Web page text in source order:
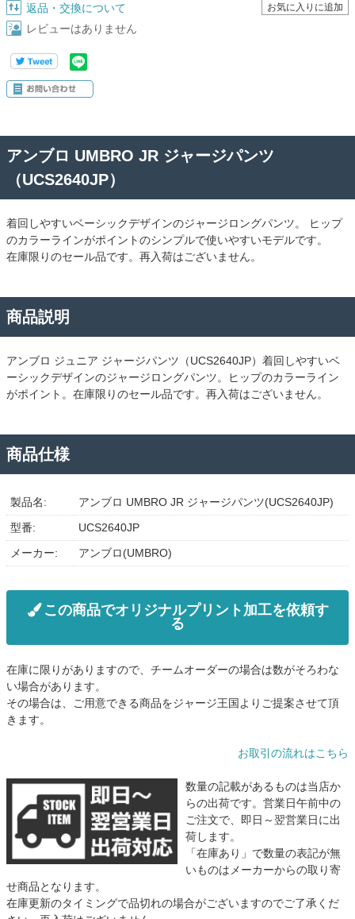
返品・交換について
レビューはありません
アンブロ UMBRO JR ジャージパンツ
（UCS2640JP）
着回しやすいベーシックデザインのジャージロングパンツ。 ヒップ
のカラーラインがポイントのシンプルで使いやすいモデルです。
在庫限りのセール品です。再入荷はございません。
商品説明
アンブロ ジュニア ジャージパンツ（UCS2640JP）着回しやすいベ
ーシックデザインのジャージロングパンツ。ヒップのカラーライン
がポイント。在庫限りのセール品です。再入荷はございません。
商品仕様
製品名:
アンブロ UMBRO JR ジャージパンツ(UCS2640JP)
型番:
UCS2640JP
メーカー:
アンブロ(UMBRO)
この商品でオリジナルプリント加工を依頼す
る
在庫に限りがありますので、チームオーダーの場合は数がそろわな
い場合があります。
その場合は、ご用意できる商品をジャージ王国よりご提案させて頂
きます。
お取引の流れはこちら
数量の記載があるものは当店か
らの出荷です。営業日午前中の
ご注文で、即日～翌営業日に出
荷します。
「在庫あり」で数量の表記が無
いものはメーカーからの取り寄
せ商品となります。
在庫更新のタイミングで品切れの場合がございますのでご了承くだ